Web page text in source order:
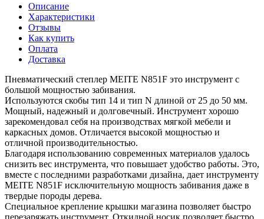
Описание
Характеристики
Отзывы
Как купить
Оплата
Доставка
Пневматический степлер MEITE N851F это инструмент с
большой мощностью забивания.
Используются скобы тип 14 и тип N длиной от 25 до 50 мм.
Мощный, надежный и долговечный. Инструмент хорошо
зарекомендовал себя на производствах мягкой мебели и
каркасных домов. Отличается высокой мощностью и
отличной производительностью.
Благодаря использованию современных материалов удалось
снизить вес инструмента, что повышает удобство работы. Это,
вместе с последними разработками дизайна, дает инструменту
MEITE N851F исключительную мощность забивания даже в
твердые породы дерева.
Специальное крепление крышки магазина позволяет быстро
перезаряжать инструмент. Откидной носик позволяет быстро